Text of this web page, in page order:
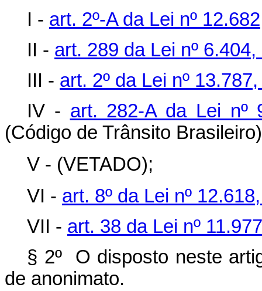
I - art. 2º-A da Lei nº
II - art. 289 da Lei nº
III - art. 2º da Lei nº
IV - art. 282-A da Lei nº
(Código de Trânsito
V - (VETADO);
VI - art. 8º da Lei nº
VII - art. 38 da Lei nº
§ 2º O disposto neste
de anonimato.